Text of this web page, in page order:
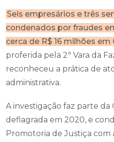
Seis empresários e três
condenados por fraudes
cerca de R$ 16 milhões em
proferida pela 2ª Vara da
reconheceu a prática de
administrativa.
A investigação faz parte
deflagrada em 2020, e
Promotoria de Justiça com